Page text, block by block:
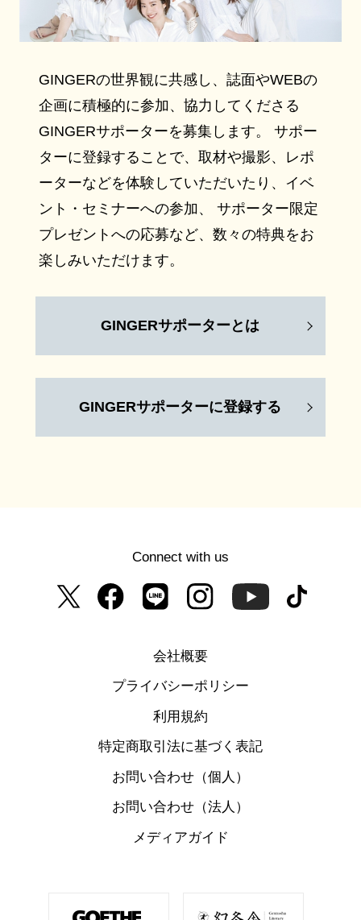
GINGERの世界観に共感し、誌面やWEBの
企画に積極的に参加、協力してくださる
GINGERサポーターを募集します。 サポー
ターに登録することで、取材や撮影、レポ
ーターなどを体験していただいたり、イベ
ント・セミナーへの参加、 サポーター限定
プレゼントへの応募など、数々の特典をお
楽しみいただけます。
GINGERサポーターとは
GINGERサポーターに登録する
Connect with us
会社概要
プライバシーポリシー
利用規約
特定商取引法に基づく表記
お問い合わせ（個人）
お問い合わせ（法人）
メディアガイド